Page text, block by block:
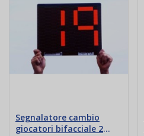
Segnalatore cambio
giocatori bifacciale 2